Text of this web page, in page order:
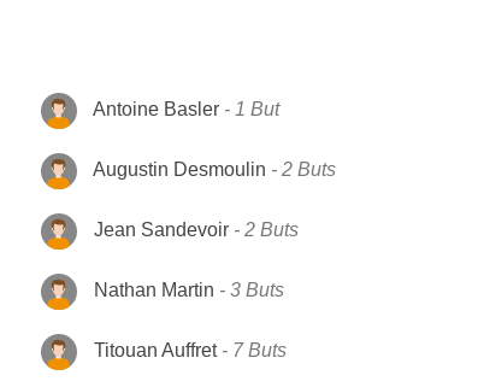
Antoine Basler 1 But
Augustin Desmoulin 2 Buts
Jean Sandevoir 2 Buts
Nathan Martin 3 Buts
Titouan Auffret 7 Buts